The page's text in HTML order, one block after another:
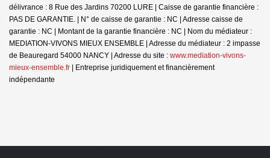
délivrance : 8 Rue des Jardins 70200 LURE | Caisse de garantie financière :
PAS DE GARANTIE. | N° de caisse de garantie : NC | Adresse caisse de
garantie : NC | Montant de la garantie financière : NC | Nom du médiateur :
MEDIATION-VIVONS MIEUX ENSEMBLE | Adresse du médiateur : 2 impasse
de Beauregard 54000 NANCY | Adresse du site : www.mediation-vivons-
mieux-ensemble.fr | Entreprise juridiquement et financièrement
indépendante